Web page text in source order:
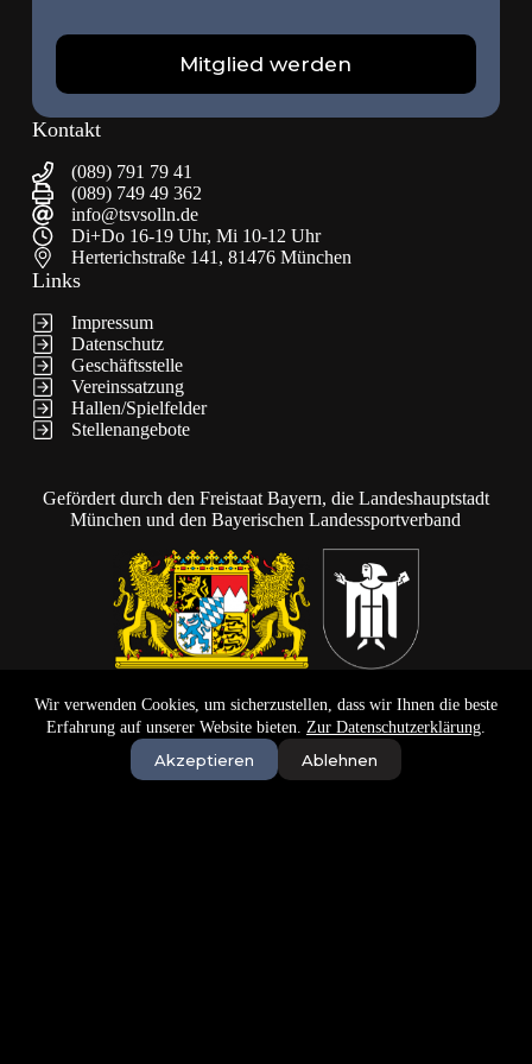
Wir verwenden Cookies, um sicherzustellen, dass wir Ihnen die beste
Erfahrung auf unserer Website bieten. Zur Datenschutzerklärung.
Akzeptieren Ablehnen
Kontakt
(089) 791 79 41
(089) 749 49 362
info@tsvsolln.de
Di+Do 16-19 Uhr, Mi 10-12 Uhr
Herterichstraße 141, 81476 München
Links
Impressum
Datenschutz
Geschäftsstelle
Vereinssatzung
Hallen/Spielfelder
Stellenangebote
Mitglied werden
Gefördert durch den Freistaat Bayern, die Landeshauptstadt
München und den Bayerischen Landessportverband